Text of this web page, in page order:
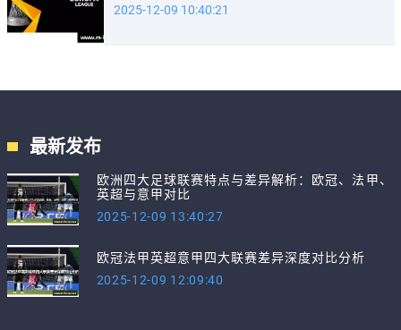
2025-12-09 10:40:21
最新发布
欧洲四大足球联赛特点与差异解析：欧冠、法甲、
英超与意甲对比
2025-12-09 13:40:27
欧冠法甲英超意甲四大联赛差异深度对比分析
2025-12-09 12:09:40